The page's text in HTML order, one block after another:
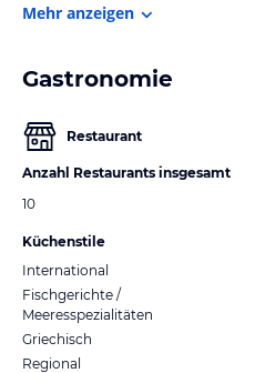
Mehr anzeigen
Gastronomie
Restaurant
Anzahl Restaurants insgesamt
10
Küchenstile
International
Fischgerichte /
Meeresspezialitäten
Griechisch
Regional